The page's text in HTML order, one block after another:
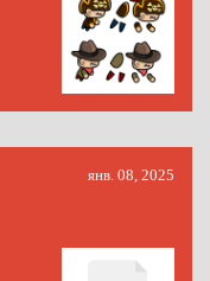
янв. 08, 2025